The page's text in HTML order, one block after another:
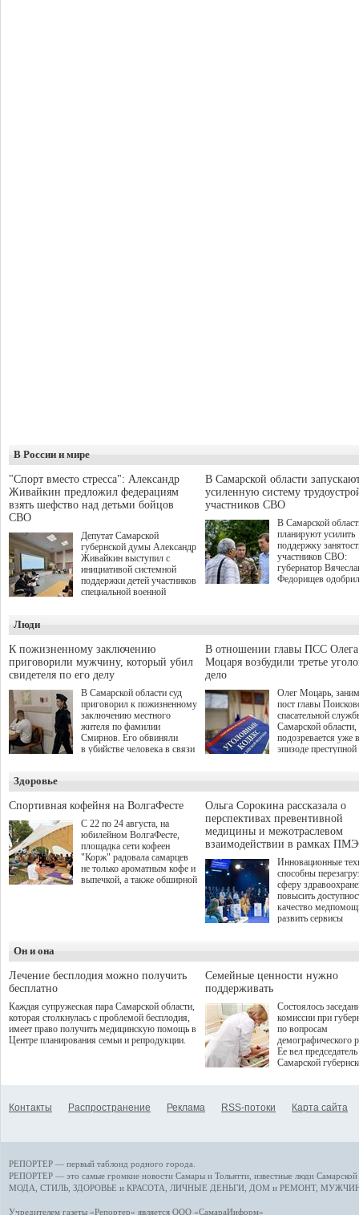
В России и мире
"Спорт вместо стресса": Александр
Живайкин предложил федерациям
взять шефство над детьми бойцов
СВО
Депутат Самарской
губернской думы Александр
Живайкин выступил с
инициативой системной
поддержки детей участников
специальной военной
"Помощь фронту и семьям
участников СВО", которая
прошла в Отрадном 7
августа.
В Самарской области
усиленную систему
участников СВО
В Самарской
планируют усилить
поддержку
участников СВО:
губернатор
Федорищев
на трудоустройство
спокойную
мирной жизни.
Люди
К пожизненному заключению
приговорили мужчину, который убил
свидетеля по его делу
В Самарской области суд
приговорил к пожизненному
заключению местного
жителя по фамилии
Смирнов. Его обвиняли
в убийстве человека в связи
В отношении главы ПСС Олега
Моцаря возбудили третье
дело
Олег Моцарь,
пост главы
спасательной
Самарской области,
подозревается уже
эпизоде преступной
а сам он
Здоровье
Спортивная кофейня на ВолгаФесте
С 22 по 24 августа, на
юбилейном ВолгаФесте,
площадка сети кофеен
"Корж" радовала самарцев
не только ароматным кофе и
выпечкой, а также обширной
Ольга Сорокина рассказала о
перспективах превентивной
медицины и межотраслевом
взаимодействии в рамках
Инновационные
способны
сферу
повысить
качество
развить сервисы
определенными
К ним можно
возникающие при
данными
более динамичного
проникновения
сегмент
отраслевое
рассказала Ольга
ходе сессии
качества жизни" в
ПМЭФ 2025. В
Он и она
Лечение бесплодия можно получить
бесплатно
Каждая супружеская пара Самарской области,
которая столкнулась с проблемой бесплодия,
имеет право получить медицинскую помощь в
Центре планирования семьи и репродукции.
Семейные ценности нужно
поддерживать
Состоялось
комиссии при
по вопросам
демографического
Ее вел председатель
Самарской
Контакты Распространение Реклама RSS-потоки Карта сайта
РЕПОРТЕР — первый таблоид родного города.
РЕПОРТЕР — это самые громкие новости Самары и Тольятти, известные люди
МОДА, СТИЛЬ ЗДОРОВЬЕ и КРАСОТА ЛИЧНЫЕ ДЕНЬГИ ДОМ и РЕМОНТ,
Учредителем газеты «Репортер» является ООО «СамараИнформ»